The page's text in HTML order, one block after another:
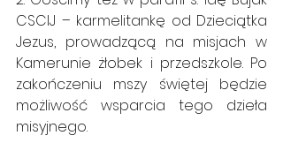
CSCIJ – karmelitankę od Dzieciątka
Jezus, prowadzącą na misjach w
Kamerunie żłobek i przedszkole. Po
zakończeniu mszy świętej będzie
możliwość wsparcia tego dzieła
misyjnego.